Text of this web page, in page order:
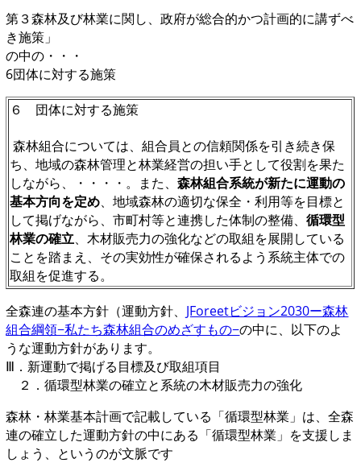
第３森林及び林業に関し、政府が総合的かつ計画的に講ずべ
き施策」
の中の・・・
6団体に対する施策
６ 団体に対する施策
森林組合については、組合員との信頼関係を引き続き保
ち、地域の森林管理と林業経営の担い手として役割を果た
しながら、・・・・。また、森林組合系統が新たに運動の
基本方向を定め、地域森林の適切な保全・利用等を目標と
して掲げながら、市町村等と連携した体制の整備、循環型
林業の確立、木材販売力の強化などの取組を展開している
ことを踏まえ、その実効性が確保されるよう系統主体での
取組を促進する。
全森連の基本方針（運動方針、 JForeetビジョン2030ー森林
組合綱領−私たち森林組合のめざすもの−の中に、以下のよ
うな運動方針があります。
Ⅲ．新運動で掲げる目標及び取組項目
２．循環型林業の確立と系統の木材販売力の強化
森林・林業基本計画で記載している「循環型林業」は、全森
連の確立した運動方針の中にある「循環型林業」を支援しま
しょう、というのが文脈です